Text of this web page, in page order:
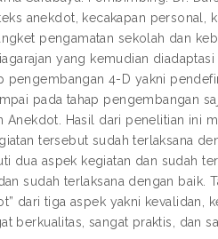
anekdot, kecakapan personal,
pengamatan sekolah dan
yang kemudian
pengembangan 4-D yakni
pada tahap pengembangan
Anekdot. Hasil dari penelitian ini
tersebut sudah terlaksana
dua aspek kegiatan dan sudah
sudah terlaksana dengan baik.
dari tiga aspek yakni kevalidan,
berkualitas, sangat praktis, dan